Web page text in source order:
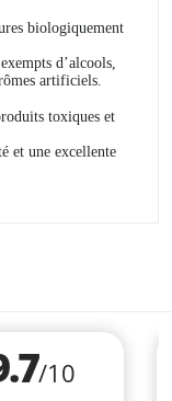
biologiquement
d’alcools,
artificiels.
toxiques et
et une excellente